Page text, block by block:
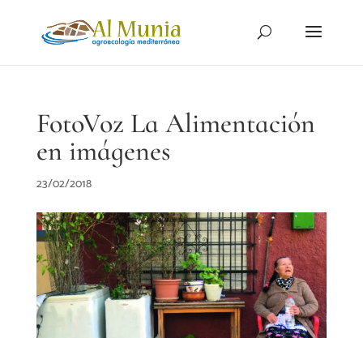
FotoVoz La Alimentación
en imágenes
23/02/2018